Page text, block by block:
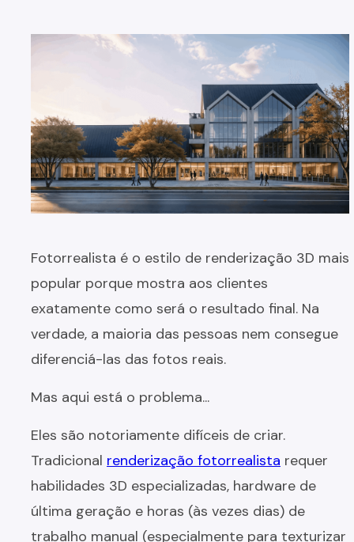
Fotorrealista é o estilo de renderização 3D mais
popular porque mostra aos clientes
exatamente como será o resultado final. Na
verdade, a maioria das pessoas nem consegue
diferenciá-las das fotos reais.
Mas aqui está o problema...
Eles são notoriamente difíceis de criar.
Tradicional renderização fotorrealista requer
habilidades 3D especializadas, hardware de
última geração e horas (às vezes dias) de
trabalho manual (especialmente para texturizar